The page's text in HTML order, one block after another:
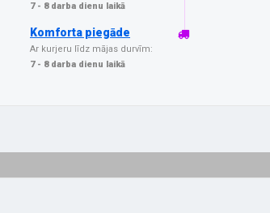
7 - 8 darba dienu laikā
Komforta piegāde
Ar kurjeru līdz mājas durvīm:
7 - 8 darba dienu laikā